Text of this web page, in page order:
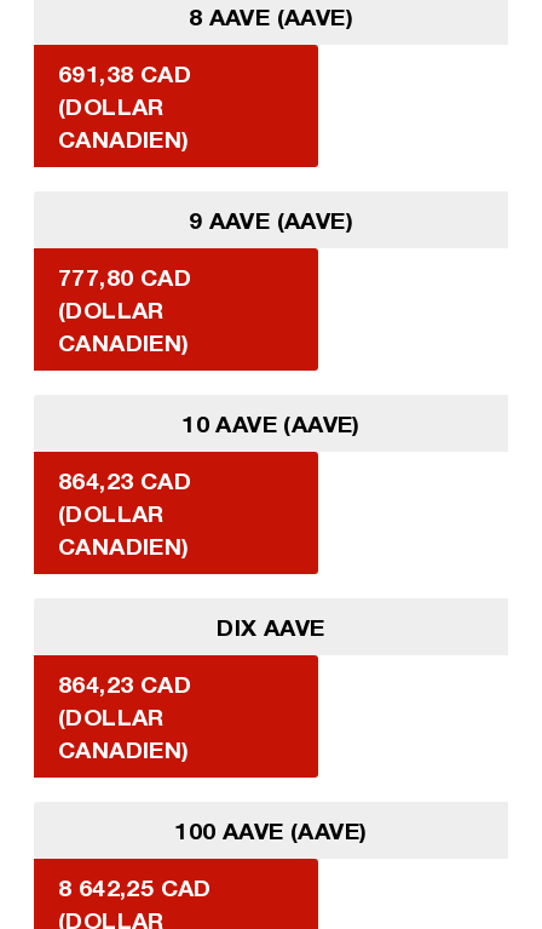
8 AAVE (AAVE)
691,38 CAD
(DOLLAR
CANADIEN)
9 AAVE (AAVE)
777,80 CAD
(DOLLAR
CANADIEN)
10 AAVE (AAVE)
864,23 CAD
(DOLLAR
CANADIEN)
DIX AAVE
864,23 CAD
(DOLLAR
CANADIEN)
100 AAVE (AAVE)
8 642,25 CAD
(DOLLAR